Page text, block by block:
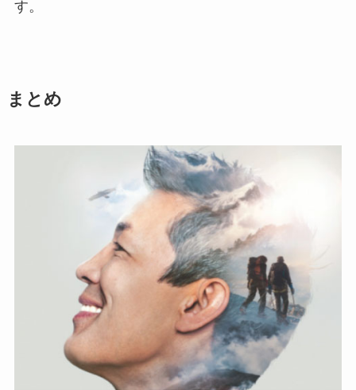
す。
まとめ